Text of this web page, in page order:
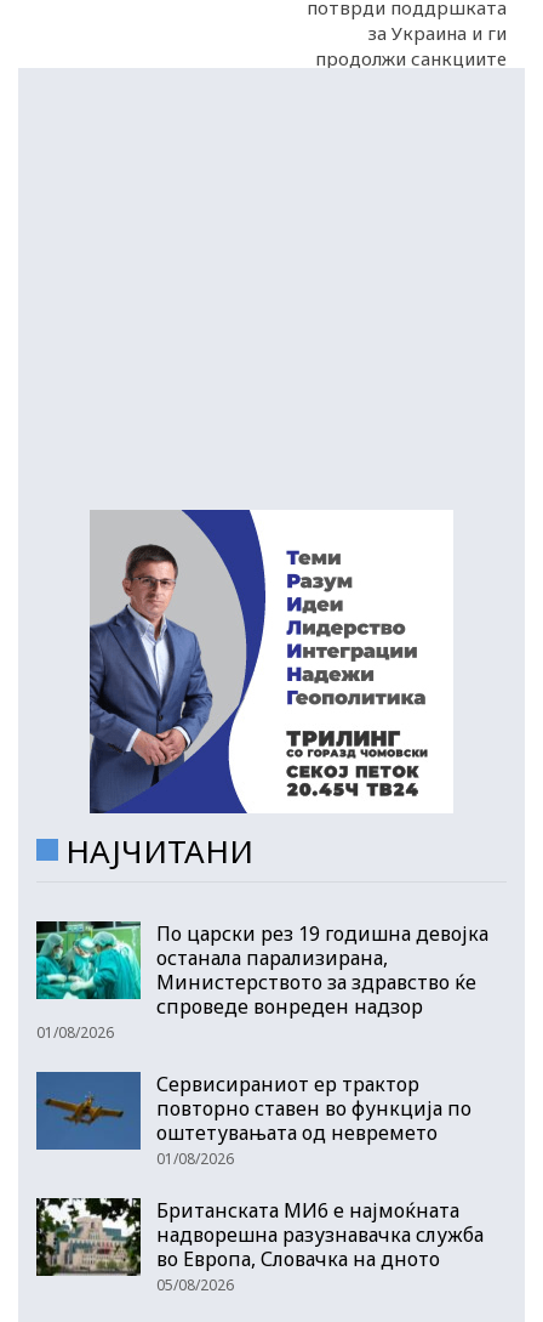
потврди поддршката
за Украина и ги
продолжи санкциите
НАЈЧИТАНИ
По царски рез 19 годишна девојка
останала парализирана,
Министерството за здравство ќе
спроведе вонреден надзор
01/08/2026
Сервисираниот ер трактор
повторно ставен во функција по
оштетувањата од невремето
01/08/2026
Британската МИ6 е најмоќната
надворешна разузнавачка служба
во Европа, Словачка на дното
05/08/2026